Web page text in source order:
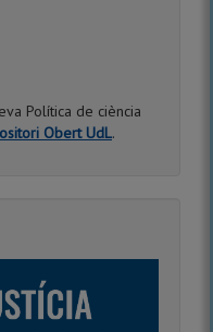
Política de ciència
Obert UdL.